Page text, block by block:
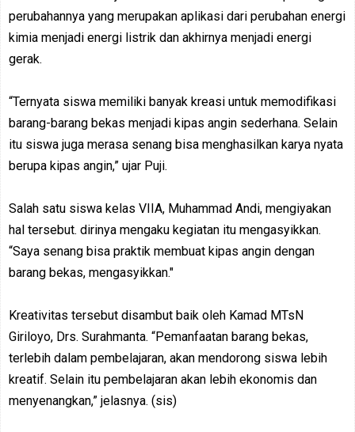
perubahannya yang merupakan aplikasi dari perubahan energi
kimia menjadi energi listrik dan akhirnya menjadi energi
gerak.
“Ternyata siswa memiliki banyak kreasi untuk memodifikasi
barang-barang bekas menjadi kipas angin sederhana. Selain
itu siswa juga merasa senang bisa menghasilkan karya nyata
berupa kipas angin,” ujar Puji.
Salah satu siswa kelas VIIA, Muhammad Andi, mengiyakan
hal tersebut. dirinya mengaku kegiatan itu mengasyikkan.
“Saya senang bisa praktik membuat kipas angin dengan
barang bekas, mengasyikkan."
Kreativitas tersebut disambut baik oleh Kamad MTsN
Giriloyo, Drs. Surahmanta. “Pemanfaatan barang bekas,
terlebih dalam pembelajaran, akan mendorong siswa lebih
kreatif. Selain itu pembelajaran akan lebih ekonomis dan
menyenangkan,” jelasnya. (sis)